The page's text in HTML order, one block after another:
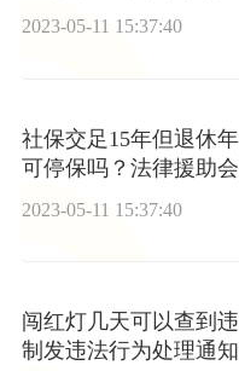
到场吗？
2023-05-11 15:37:40
社保交足15年但退休
可停保吗？法律援助
2023-05-11 15:37:40
闯红灯几天可以查到
制发违法行为处理通